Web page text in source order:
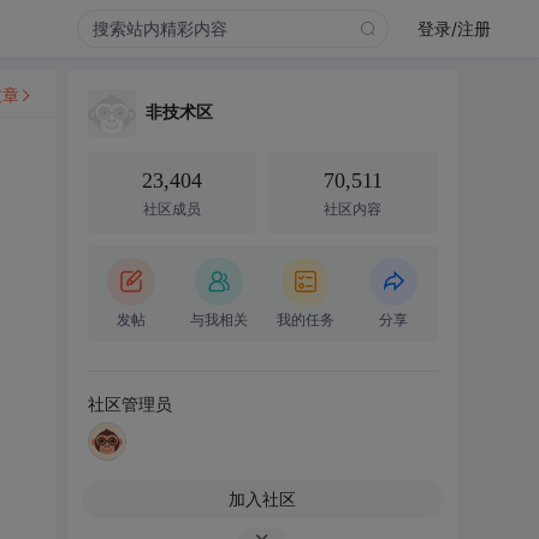
登录/注册
非技术区
23,404
社区成员
70,511
社区内容
发帖 与我相关 我的任务 分享
社区管理员
加入社区